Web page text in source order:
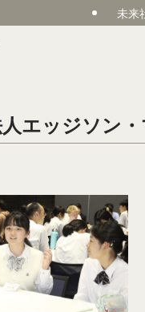
未来
エッジソン